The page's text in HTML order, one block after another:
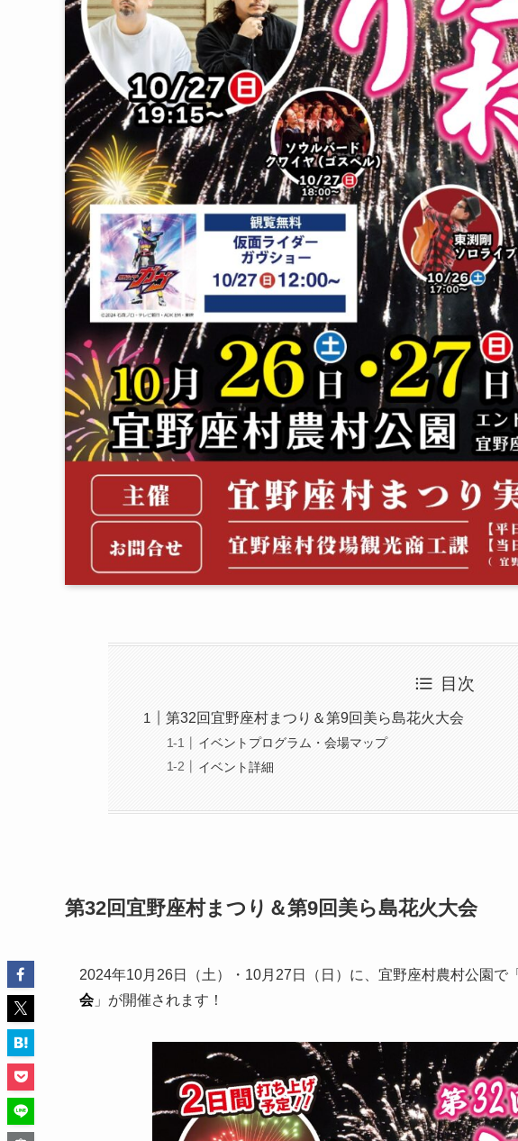
目次
第32回宜野座村まつり＆第9回美ら島花火大会
イベントプログラム・会場マップ
イベント詳細
第32回宜野座村まつり＆第9回美ら島花火大会
2024年10月26日（土）・10月27日（日）に、宜野座村農村公園で「
会」が開催されます！